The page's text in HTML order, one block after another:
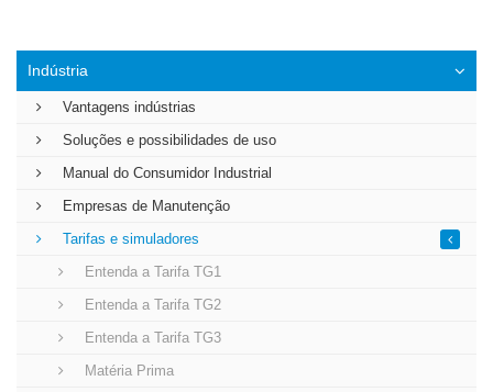
Indústria
Vantagens indústrias
Soluções e possibilidades de uso
Manual do Consumidor Industrial
Empresas de Manutenção
Tarifas e simuladores
Entenda a Tarifa TG1
Entenda a Tarifa TG2
Entenda a Tarifa TG3
Matéria Prima